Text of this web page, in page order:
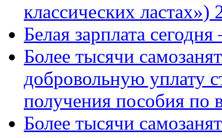
классических ластах»)
Белая зарплата
Более тысячи
добровольную уплату
получения пособия по
Более тысячи